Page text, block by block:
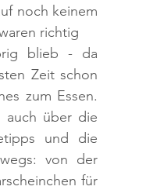
noch keinem
richtig
blieb - da
Zeit schon
zum Essen.
auch über die
und die
von der
für